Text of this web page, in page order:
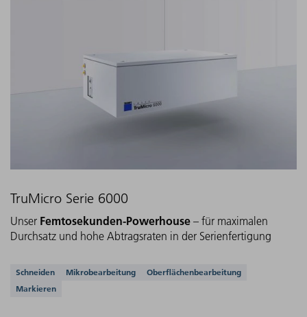
TruMicro Serie 6000
Unser Femtosekunden-Powerhouse – für maximalen
Durchsatz und hohe Abtragsraten in der Serienfertigung
Unterstützte Anwendungen
Schneiden Mikrobearbeitung
Oberflächenbearbeitung
Markieren